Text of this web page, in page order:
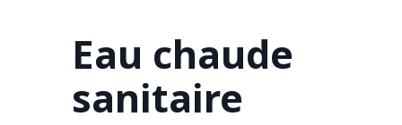
Eau chaude
sanitaire